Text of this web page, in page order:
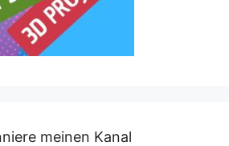
meinen Kanal